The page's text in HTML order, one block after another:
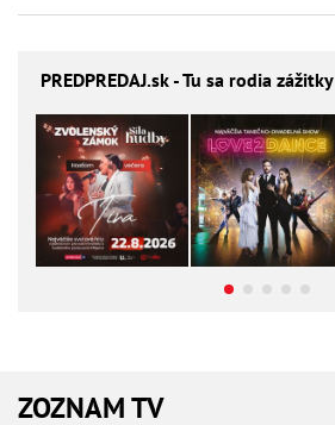
PREDPREDAJ.sk - Tu sa rodia zážitky
ZOZNAM TV